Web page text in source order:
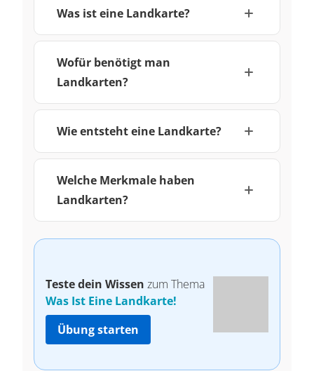
Was ist eine Landkarte?
Wofür benötigt man
Landkarten?
Wie entsteht eine Landkarte?
Welche Merkmale haben
Landkarten?
Teste dein Wissen zum Thema
Was Ist Eine Landkarte!
Übung starten